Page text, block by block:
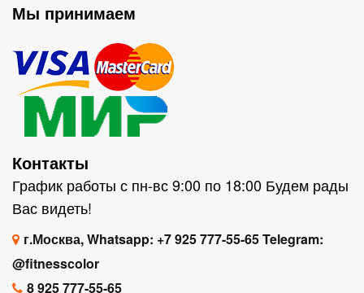
Мы принимаем
Контакты
График работы с пн-вс 9:00 по 18:00 Будем рады
Вас видеть!
г.Москва, Whatsapp: +7 925 777-55-65 Telegram:
@fitnesscolor
8 925 777-55-65